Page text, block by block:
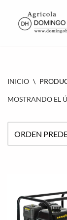
SALTAR
INICIO \
MOSTRANDO EL